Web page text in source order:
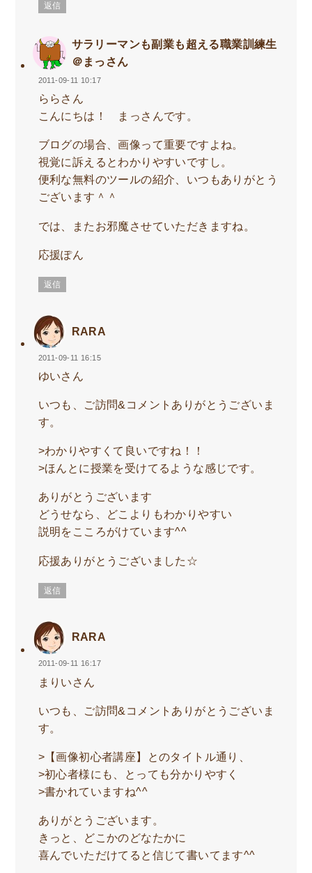
返信
サラリーマンも副業も超える職業訓練生
＠まっさん
2011-09-11 10:17
ららさん
こんにちは！ まっさんです。
ブログの場合、画像って重要ですよね。
視覚に訴えるとわかりやすいですし。
便利な無料のツールの紹介、いつもありがとう
ございます＾＾
では、またお邪魔させていただきますね。
応援ぽん
返信
RARA
2011-09-11 16:15
ゆいさん
いつも、ご訪問&コメントありがとうございま
す。
>わかりやすくて良いですね！！
>ほんとに授業を受けてるような感じです。
ありがとうございます
どうせなら、どこよりもわかりやすい
説明をこころがけています^^
応援ありがとうございました☆
返信
RARA
2011-09-11 16:17
まりいさん
いつも、ご訪問&コメントありがとうございま
す。
>【画像初心者講座】とのタイトル通り、
>初心者様にも、とっても分かりやすく
>書かれていますね^^
ありがとうございます。
きっと、どこかのどなたかに
喜んでいただけてると信じて書いてます^^